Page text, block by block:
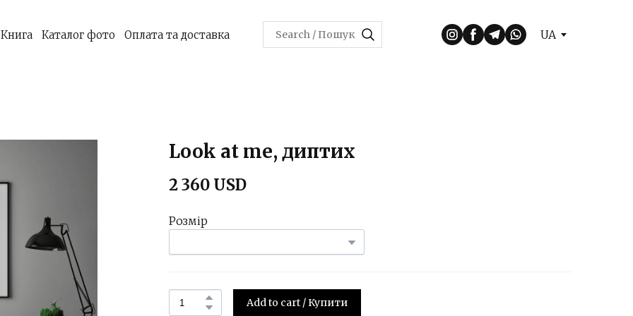
Книга Каталог фото Оплата та доставка UA
Look at me, диптих
2 360 USD
Розмір
Add to cart / Купити